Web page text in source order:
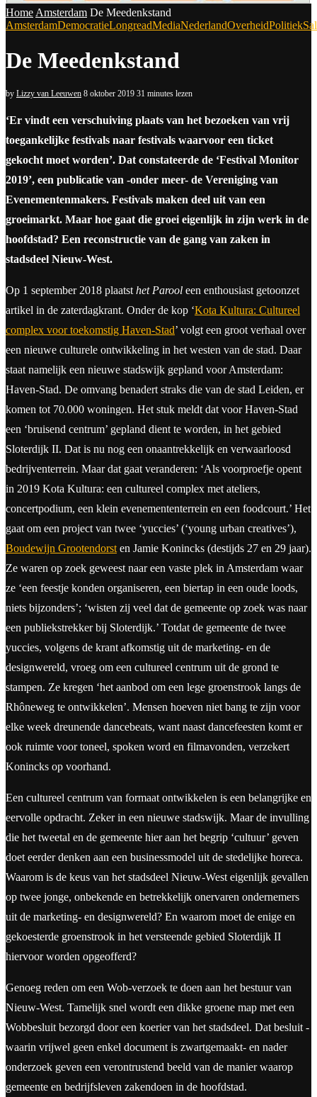
Home Amsterdam De Meedenkstand
AmsterdamDemocratieLongreadMediaNederlandOverheidPolitiek
De Meedenkstand
by Lizzy van Leeuwen 8 oktober 2019 31 minutes lezen
‘Er vindt een verschuiving plaats van het bezoeken van vrij
toegankelijke festivals naar festivals waarvoor een ticket
gekocht moet worden’. Dat constateerde de ‘Festival Monitor
2019’, een publicatie van -onder meer- de Vereniging van
Evenementenmakers. Festivals maken deel uit van een
groeimarkt. Maar hoe gaat die groei eigenlijk in zijn werk in de
hoofdstad? Een reconstructie van de gang van zaken in
stadsdeel Nieuw-West.
Op 1 september 2018 plaatst het Parool een enthousiast getoonzet
artikel in de zaterdagkrant. Onder de kop ‘Kota Kultura: Cultureel
complex voor toekomstig Haven-Stad’ volgt een groot verhaal over
een nieuwe culturele ontwikkeling in het westen van de stad. Daar
staat namelijk een nieuwe stadswijk gepland voor Amsterdam:
Haven-Stad. De omvang benadert straks die van de stad Leiden, er
komen tot 70.000 woningen. Het stuk meldt dat voor Haven-Stad
een ‘bruisend centrum’ gepland dient te worden, in het gebied
Sloterdijk II. Dat is nu nog een onaantrekkelijk en verwaarloosd
bedrijventerrein. Maar dat gaat veranderen: ‘Als voorproefje opent
in 2019 Kota Kultura: een cultureel complex met ateliers,
concertpodium, een klein evenemententerrein en een foodcourt.’ Het
gaat om een project van twee ‘yuccies’ (‘young urban creatives’),
Boudewijn Grootendorst en Jamie Konincks (destijds 27 en 29 jaar).
Ze waren op zoek geweest naar een vaste plek in Amsterdam waar
ze ‘een feestje konden organiseren, een biertap in een oude loods,
niets bijzonders’; ‘wisten zij veel dat de gemeente op zoek was naar
een publiekstrekker bij Sloterdijk.’ Totdat de gemeente de twee
yuccies, volgens de krant afkomstig uit de marketing- en de
designwereld, vroeg om een cultureel centrum uit de grond te
stampen. Ze kregen ‘het aanbod om een lege groenstrook langs de
Rhôneweg te ontwikkelen’. Mensen hoeven niet bang te zijn voor
elke week dreunende dancebeats, want naast dancefeesten komt er
ook ruimte voor toneel, spoken word en filmavonden, verzekert
Konincks op voorhand.
Een cultureel centrum van formaat ontwikkelen is een belangrijke en
eervolle opdracht. Zeker in een nieuwe stadswijk. Maar de invulling
die het tweetal en de gemeente hier aan het begrip ‘cultuur’ geven
doet eerder denken aan een businessmodel uit de stedelijke horeca.
Waarom is de keus van het stadsdeel Nieuw-West eigenlijk gevallen
op twee jonge, onbekende en betrekkelijk onervaren ondernemers
uit de marketing- en designwereld? En waarom moet de enige en
gekoesterde groenstrook in het versteende gebied Sloterdijk II
hiervoor worden opgeofferd?
Genoeg reden om een Wob-verzoek te doen aan het bestuur van
Nieuw-West. Tamelijk snel wordt een dikke groene map met een
Wobbesluit bezorgd door een koerier van het stadsdeel. Dat besluit -
waarin vrijwel geen enkel document is zwartgemaakt- en nader
onderzoek geven een verontrustend beeld van de manier waarop
gemeente en bedrijfsleven zakendoen in de hoofdstad.